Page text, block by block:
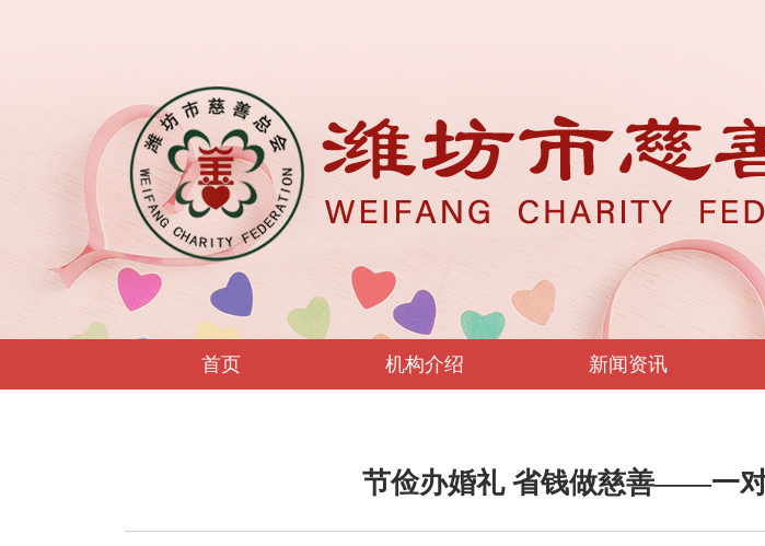
首页 机构介绍 新闻资讯
节俭办婚礼 省钱做慈善——一